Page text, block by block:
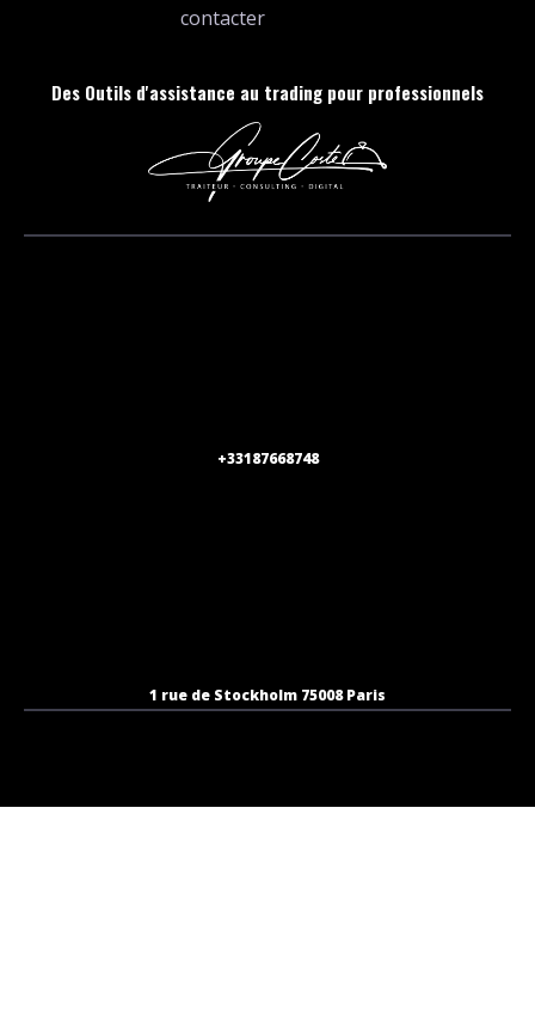
contacter
Des Outils d'assistance au trading pour professionnels
+33187668748
1 rue de Stockholm 75008 Paris